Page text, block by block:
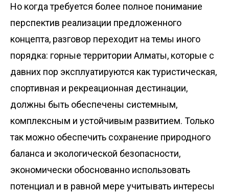
Но когда требуется более полное понимание
перспектив реа­лизации предложенного
концепта, разговор переходит на темы иного
порядка: горные территории Алматы, которые с
давних пор эксплуатируются как туристическая,
спортивная и рекреационная дестинации,
должны быть обеспечены сис­темным,
комплексным и устойчивым развитием. Только
так можно обеспечить сохранение природного
баланса и экологической безопасности,
экономически обоснованно использовать
потенциал и в равной мере учитывать интересы